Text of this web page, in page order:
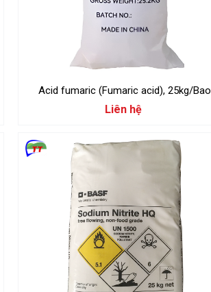
Acid fumaric (Fumaric acid), 25kg/Bao
Liên hệ